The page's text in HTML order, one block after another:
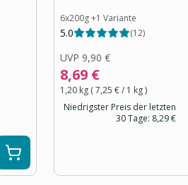
6x200g+1 Variante
5.0 (12)
UVP 9,90 €
8,69 €
1,20 kg (7,25 €/ 1 kg)
Niedrigster Preis der letzten
30 Tage: 8,29 €